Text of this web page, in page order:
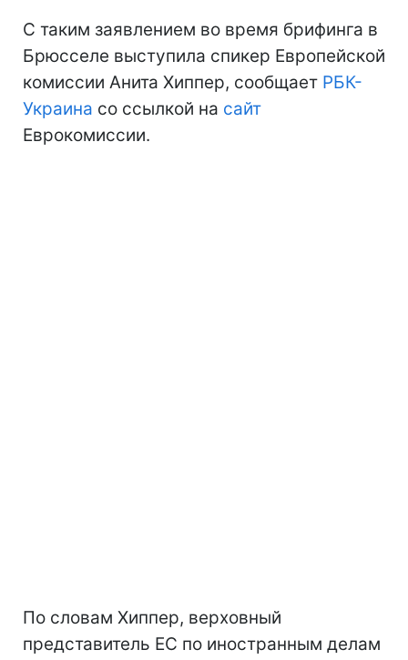
С таким заявлением во время брифинга в
Брюсселе выступила спикер Европейской
комиссии Анита Хиппер, сообщает РБК-
Украина со ссылкой на сайт
Еврокомиссии.
По словам Хиппер, верховный
представитель ЕС по иностранным делам